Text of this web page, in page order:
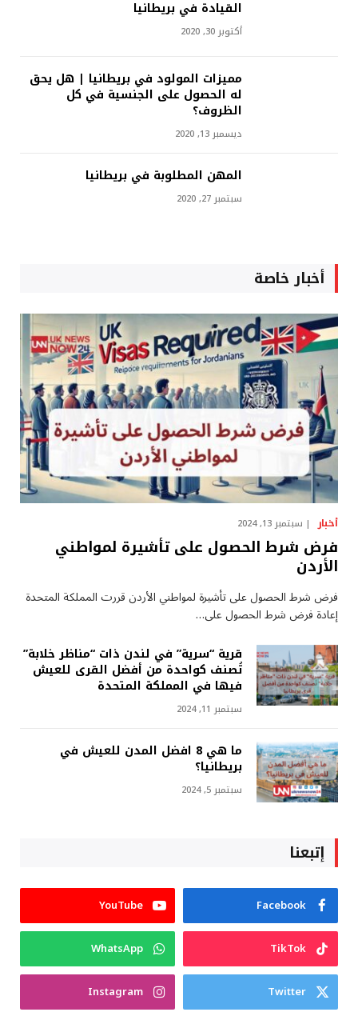
القيادة في بريطانيا
أكتوبر 30, 2020
مميزات المولود في بريطانيا | هل يحق
له الحصول على الجنسية في كل
الظروف؟
ديسمبر 13, 2020
المهن المطلوبة في بريطانيا
سبتمبر 27, 2020
أخبار خاصة
أخبار سبتمبر 13, 2024
فرض شرط الحصول على تأشيرة لمواطني
الأردن
فرض شرط الحصول على تأشيرة لمواطني الأردن قررت المملكة المتحدة
إعادة فرض شرط الحصول على…
قرية “سرية” في لندن ذات “مناظر خلابة”
تُصنف كواحدة من أفضل القرى للعيش
فيها في المملكة المتحدة
سبتمبر 11, 2024
ما هي 8 افضل المدن للعيش في
بريطانيا؟
سبتمبر 5, 2024
إتبعنا
Facebook
YouTube
TikTok
WhatsApp
Twitter
Instagram